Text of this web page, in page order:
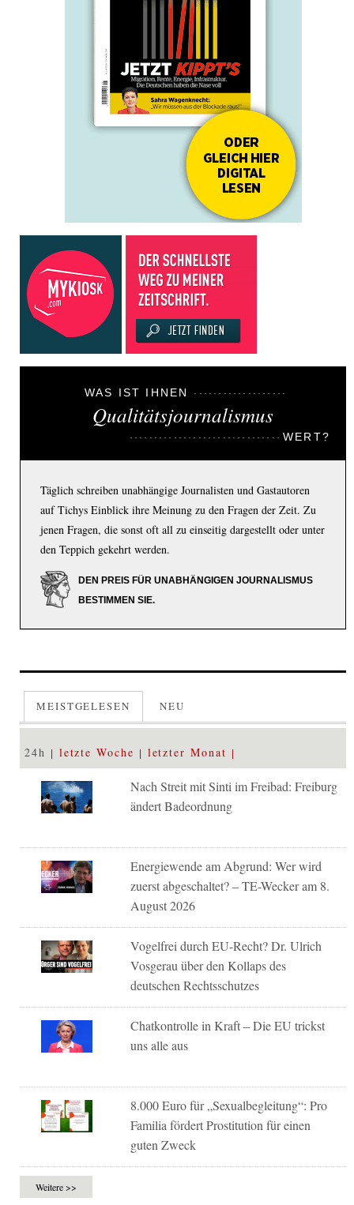
WAS IST IHNEN
Qualitätsjournalismus
WERT?
Täglich schreiben unabhängige Journalisten und Gastautoren
auf Tichys Einblick ihre Meinung zu den Fragen der Zeit. Zu
jenen Fragen, die sonst oft all zu einseitig dargestellt oder unter
den Teppich gekehrt werden.
DEN PREIS FÜR UNABHÄNGIGEN JOURNALISMUS
BESTIMMEN SIE.
MEISTGELESEN NEU
24h letzte Woche letzter Monat
Nach Streit mit Sinti im Freibad: Freiburg
ändert Badeordnung
Energiewende am Abgrund: Wer wird
zuerst abgeschaltet? – TE-Wecker am 8.
August 2026
Vogelfrei durch EU-Recht? Dr. Ulrich
Vosgerau über den Kollaps des
deutschen Rechtsschutzes
Chatkontrolle in Kraft – Die EU trickst
uns alle aus
8.000 Euro für „Sexualbegleitung“: Pro
Familia fördert Prostitution für einen
guten Zweck
Weitere >>